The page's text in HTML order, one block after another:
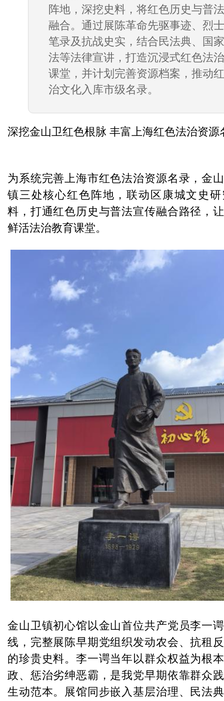
阵地，深挖史料，将红色历史与普
融合。通过展陈革命先驱事迹、烈
笔录及抗战史实，结合民法典、国
法等法律宣讲，打造沉浸式红色法
课堂，并计划完善资源档案，推动
治文化入库市级名录。
深挖金山卫红色根脉 丰富上海红色法治资源
为系统完善上海市红色法治资源名录，金
镇三处核心红色阵地，联动区康城文史
料，打通红色历史与普法宣传融合路径，
鲜活法治教育课堂。
金山卫镇初心馆以金山首位共产党员李一
线，完整展陈早期党组织发动农会、抗租
的珍贵史料。李一谔当年以群众权益为根
政、惩治劣绅恶霸，是我党早期依靠群众
生动范本。展馆同步嵌入基层治理、民法